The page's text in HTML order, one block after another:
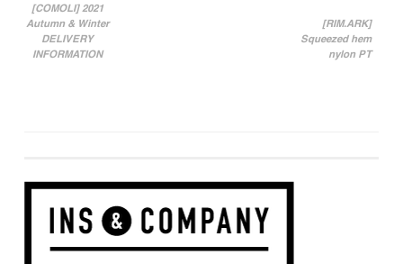
投稿ナビゲーション
[COMOLI] 2021
Autumn & Winter
DELIVERY
INFORMATION
[RIM.ARK]
Squeezed hem
nylon PT